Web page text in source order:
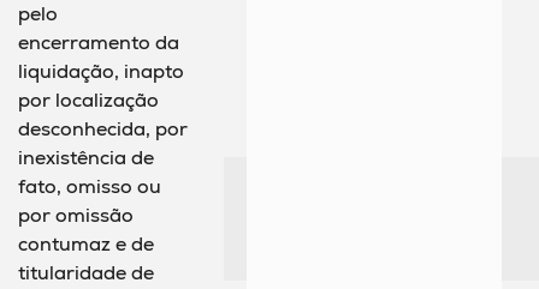
pelo
encerramento da
liquidação, inapto
por localização
desconhecida, por
inexistência de
fato, omisso ou
por omissão
contumaz e de
titularidade de